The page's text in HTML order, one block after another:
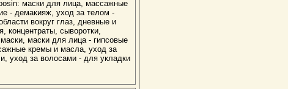
маски для лица, массажные
- демакияж, уход за телом -
вокруг глаз, дневные и
концентраты, сыворотки,
маски для лица - гипсовые
кремы и масла, уход за
уход за волосами - для укладки